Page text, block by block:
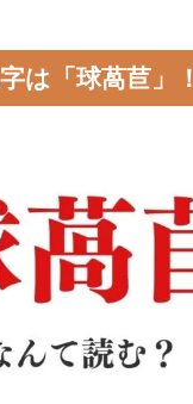
は「球萵苣」！